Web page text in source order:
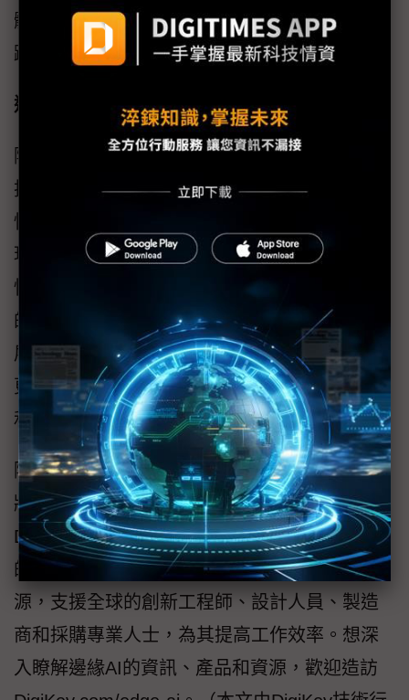
體進入攝影機感測器的視野時加以偵測及追
蹤。
邊緣AI的未來
隨著許多產業日漸發展且越來越依賴資料處理
技術，邊緣AI將越來越普及化。隨著達到更
快、更安全的裝置資料處理能力，邊緣AI將出
現巨大創新突破。我們認為有幾個領域日後很
快將會壯大，包括：一、運算神經網路演算法
的專用處理器邏輯。二、低功率替代方案的發
展 (雲端運算的能源消耗量相對較龐大)。三、
更多整合式／模組選擇，像是結合內建感測器
和嵌入式硬體的AI視覺零件。
隨著ML訓練方法、硬體和軟體的進化，邊緣AI
將能呈指數成長，並為許多產業提供支援。
DigiKey努力掌握邊緣AI趨勢脈動，期盼以豐富
的解決方案、流暢互動體驗、工具與教育資
源，支援全球的創新工程師、設計人員、製造
商和採購專業人士，為其提高工作效率。想深
入瞭解邊緣AI的資訊、產品和資源，歡迎造訪